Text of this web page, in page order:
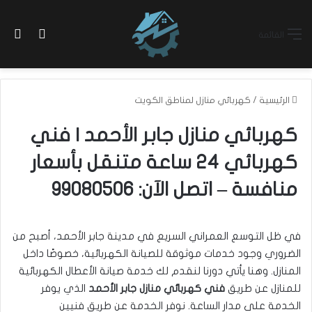
الوضع
الرئيسية / كهربائي منازل لمناطق الكويت
كهربائي منازل جابر الأحمد | فني
كهربائي 24 ساعة متنقل بأسعار
منافسة – اتصل الآن: 99080506
في ظل التوسع العمراني السريع في مدينة جابر الأحمد، أصبح من
الضروري وجود خدمات موثوقة للصيانة الكهربائية، خصوصًا داخل
المنازل. وهنا يأتي دورنا لنقدم لك خدمة صيانة الأعطال الكهربائية
للمنازل عن طريق فني كهربائي منازل جابر الأحمد الذي يوفر
الخدمة على مدار الساعة. نوفر الخدمة عن طريق فنيين